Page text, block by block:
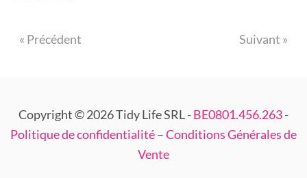
« Précédent Suivant »
Copyright © 2026 Tidy Life SRL -BE0801.456.263-
Politique de confidentialité–Conditions Générales de
Vente